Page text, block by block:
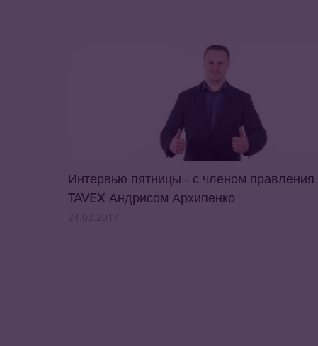
Интервью пятницы - с членом правления
TAVEX Андрисом Архипенко